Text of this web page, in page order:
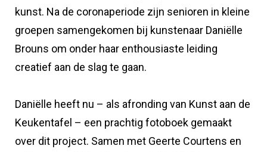
kunst. Na de coronaperiode zijn senioren in kleine
groepen samengekomen bij kunstenaar Daniëlle
Brouns om onder haar enthousiaste leiding
creatief aan de slag te gaan.
Daniëlle heeft nu – als afronding van Kunst aan de
Keukentafel – een prachtig fotoboek gemaakt
over dit project. Samen met Geerte Courtens en